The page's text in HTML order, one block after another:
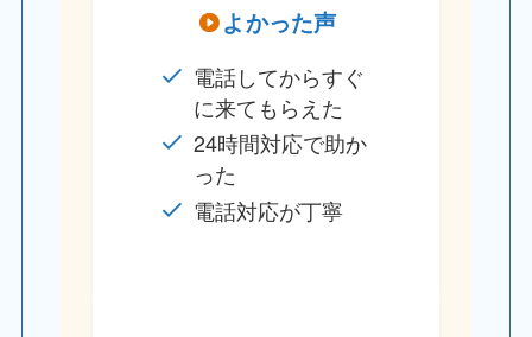
よかった声
電話してからすぐ
に来てもらえた
24時間対応で助か
った
電話対応が丁寧